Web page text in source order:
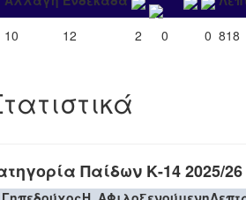
10 12 2 0 0 818
Παίδων Κ-14 2025/26